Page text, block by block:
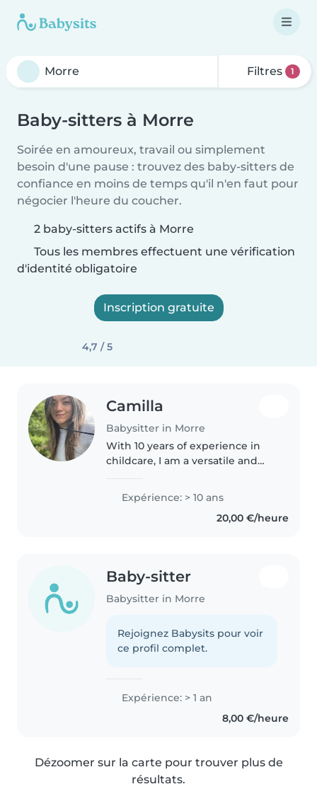
Filtres 1
Baby-sitters à Morre
Soirée en amoureux, travail ou simplement
besoin d'une pause : trouvez des baby-sitters de
confiance en moins de temps qu'il n'en faut pour
négocier l'heure du coucher.
2 baby-sitters actifs à Morre
Tous les membres effectuent une vérification
d'identité obligatoire
Inscription gratuite
4,7 / 5
Camilla
Babysitter in Morre
With 10 years of experience in
childcare, I am a versatile and
with babies, toddlers, school-
aged children, and teenagers. I
am fluent in English, Spanish,..
Expérience: > 10 ans
20,00 €/heure
Baby-sitter
Babysitter in Morre
Rejoignez Babysits pour voir
ce profil complet.
Expérience: > 1 an
8,00 €/heure
Dézoomer sur la carte pour trouver plus de
résultats.